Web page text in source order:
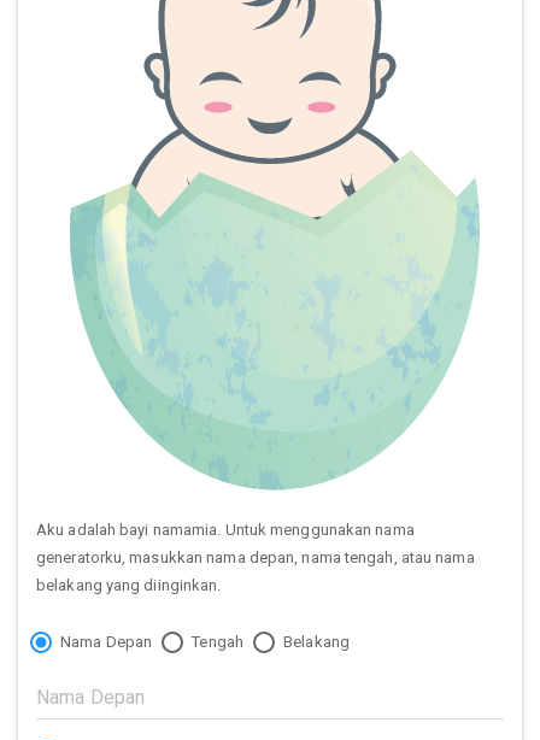
Aku adalah bayi namamia. Untuk menggunakan nama
generatorku, masukkan nama depan, nama tengah, atau nama
belakang yang diinginkan.
Nama Depan Tengah Belakang